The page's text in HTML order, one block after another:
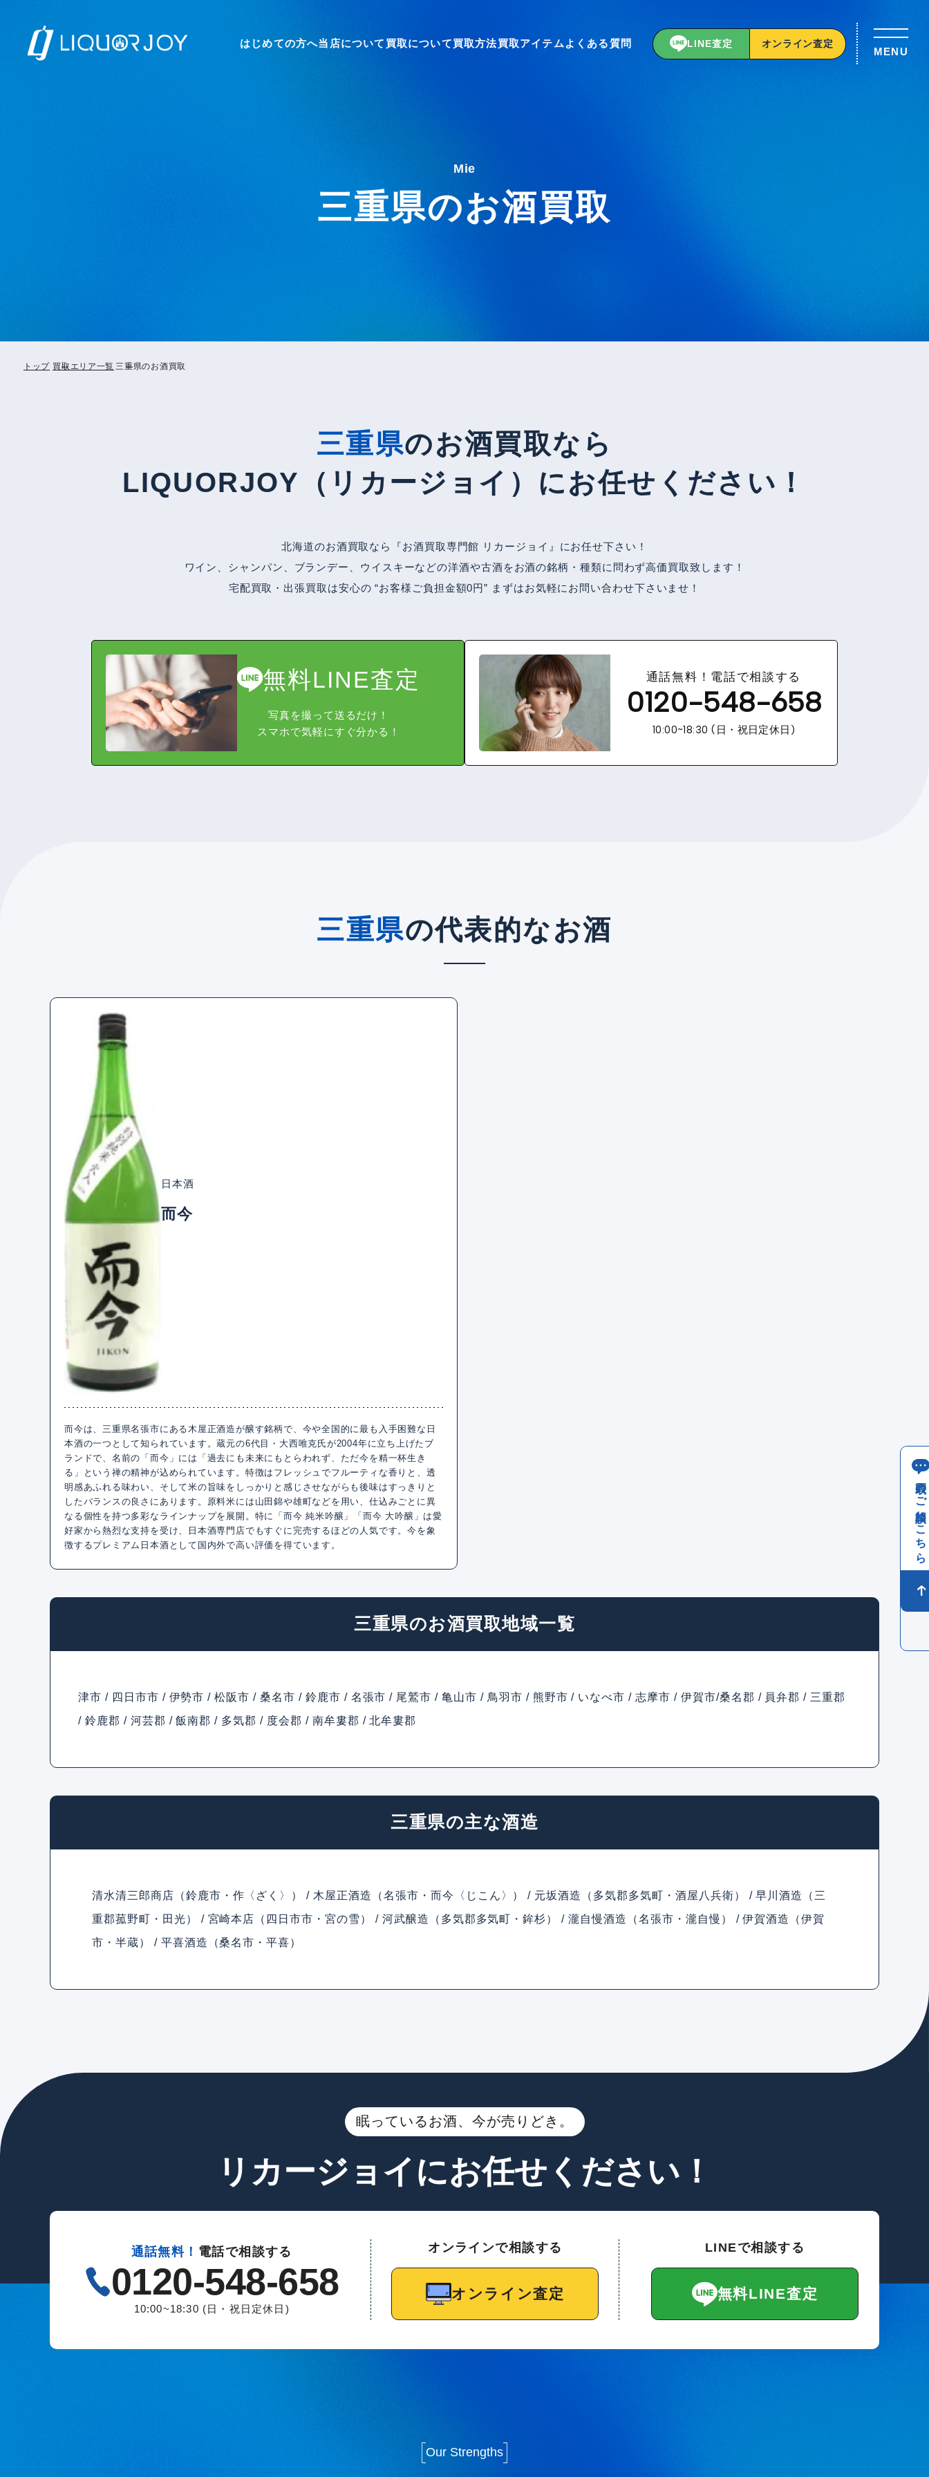
はじめての方へ当店について 買取について買取方法買取アイテム よくある質問 LINE査定 オンライン査定
MENU
Mie
三重県のお酒買取
トップ 買取エリア一覧 三重県のお酒買取
三重県のお酒買取なら
LIQUORJOY（リカージョイ） にお任せください！
北海道のお酒買取なら『お酒買取専門館 リカージョイ』にお任せ下さい！
ワイン、シャンパン、ブランデー、ウイスキーなどの洋酒や古酒をお酒の銘柄・種類に問わず高価買取致します！
宅配買取・出張買取は安心の “お客様ご負担金額0円” まずはお気軽にお問い合わせ下さいませ！
無料LINE査定
写真を撮って送るだけ！
スマホで気軽にすぐ分かる！
通話無料！電話で相談する
0120-548-658
10:00~18:30 (日・祝日定休日)
三重県の代表的なお酒
日本酒
而今
而今は、三重県名張市にある木屋正酒造が醸す銘柄で、今や全国的に最も入手困難な日
本酒の一つとして知られています。蔵元の6代目・大西唯克氏が2004年に立ち上げたブ
ランドで、名前の「而今」には「過去にも未来にもとらわれず、ただ今を精一杯生き
る」という禅の精神が込められています。特徴はフレッシュでフルーティな香りと、透
明感あふれる味わい、そして米の旨味をしっかりと感じさせながらも後味はすっきりと
したバランスの良さにあります。原料米には山田錦や雄町などを用い、仕込みごとに異
なる個性を持つ多彩なラインナップを展開。特に「而今 純米吟醸」「而今 大吟醸」は愛
好家から熱烈な支持を受け、日本酒専門店でもすぐに完売するほどの人気です。今を象
徴するプレミアム日本酒として国内外で高い評価を得ています。
三重県のお酒買取地域一覧
津市 / 四日市市 / 伊勢市 / 松阪市 / 桑名市 / 鈴鹿市 / 名張市 / 尾鷲市 / 亀山市 / 鳥羽市 / 熊野市 / いなべ市 / 志摩市 / 伊賀市/桑名郡 / 員弁郡 / 三重郡
/ 鈴鹿郡 / 河芸郡 / 飯南郡 / 多気郡 / 度会郡 / 南牟婁郡 / 北牟婁郡
三重県の主な酒造
清水清三郎商店（鈴鹿市・作〈ざく〉） / 木屋正酒造（名張市・而今〈じこん〉） / 元坂酒造（多気郡多気町・酒屋八兵衛） / 早川酒造（三
重郡菰野町・田光） / 宮崎本店（四日市市・宮の雪） / 河武醸造（多気郡多気町・鉾杉） / 瀧自慢酒造（名張市・瀧自慢） / 伊賀酒造（伊賀
市・半蔵） / 平喜酒造（桑名市・平喜）
眠っているお酒、今が売りどき。
リカージョイにお任せください！
通話無料！ 電話で相談する
0120-548-658
10:00~18:30 (日・祝日定休日)
オンラインで相談する
オンライン査定
LINEで相談する
無料LINE査定
Our Strengths
買取のご相談はこちら